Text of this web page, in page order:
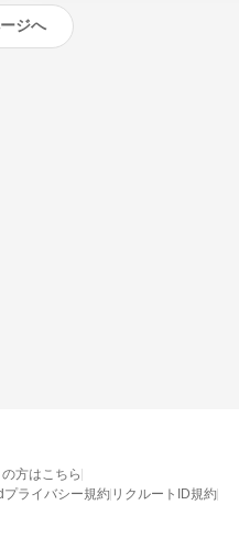
ジへ
方はこちら
プライバシー規約 リクルートID規約